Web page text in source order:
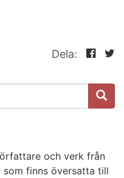
Dela:
och verk från
som finns översatta till